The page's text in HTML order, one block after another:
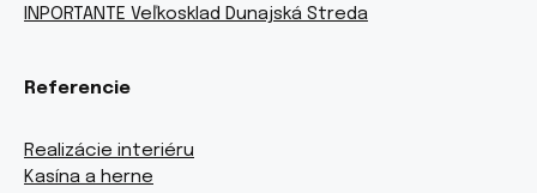
INPORTANTE Veľkosklad Dunajská Streda
Referencie
Realizácie interiéru
Kasína a herne